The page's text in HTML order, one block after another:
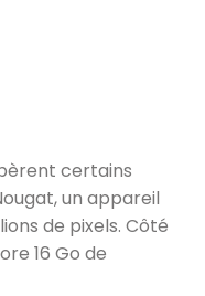
certains
un appareil
de pixels. Côté
16 Go de